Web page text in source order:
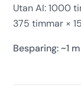
Utan AI: 1000
375 timmar ×
Besparing: ~1